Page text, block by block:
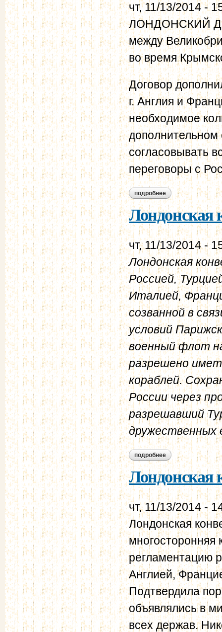
чт, 11/13/2014 -
ЛОНДОНСКИЙ
между
во время
Договор
г. Англия и
необходимое
согласовывать
переговоры с
подробнее о лондонский
Лондонская
чт, 11/13/2014 -
Лондонская
Россией,
Италией,
созванной в
условий
военный флот
разрешено
кораблей.
России через
разрешавший
дружественных
подробнее о лондонская
Лондонская
чт, 11/13/2014 -
Лондонская
регламентацию
Англией,
Подтвердила
объявлялись в
всех держав.